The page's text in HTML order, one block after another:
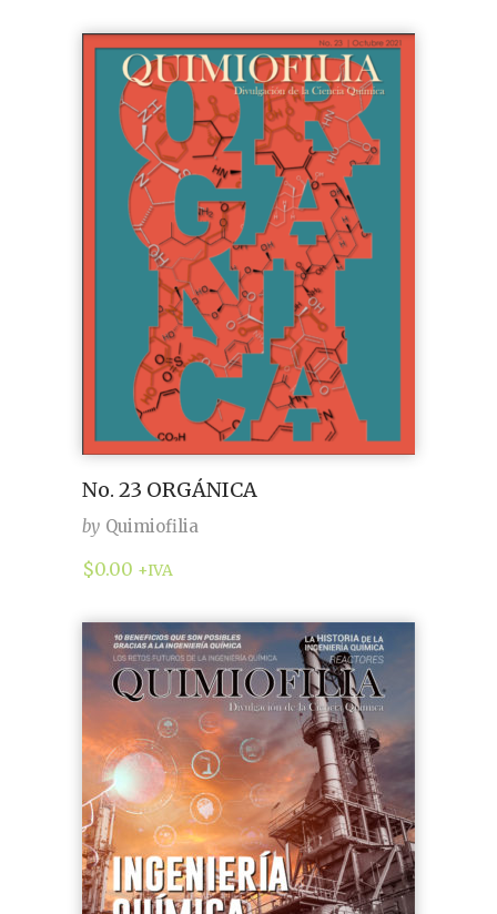
No. 23 ORGÁNICA
by Quimiofilia
$0.00 +IVA